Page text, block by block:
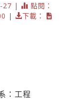
27 |
點閱：
|
下載：
：工程